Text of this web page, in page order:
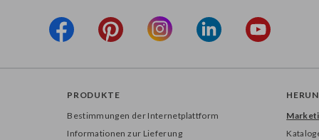
PRODUKTE
Bestimmungen der Internetplattform
Informationen zur Lieferung